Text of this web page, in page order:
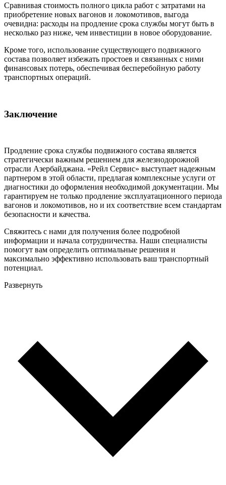
Сравнивая стоимость полного цикла работ с затратами на
приобретение новых вагонов и локомотивов, выгода
очевидна: расходы на продление срока службы могут быть в
несколько раз ниже, чем инвестиции в новое оборудование.
Кроме того, использование существующего подвижного
состава позволяет избежать простоев и связанных с ними
финансовых потерь, обеспечивая бесперебойную работу
транспортных операций.
Заключение
Продление срока службы подвижного состава является
стратегически важным решением для железнодорожной
отрасли Азербайджана. «Рейл Сервис» выступает надежным
партнером в этой области, предлагая комплексные услуги от
диагностики до оформления необходимой документации. Мы
гарантируем не только продление эксплуатационного периода
вагонов и локомотивов, но и их соответствие всем стандартам
безопасности и качества.
Свяжитесь с нами для получения более подробной
информации и начала сотрудничества. Наши специалисты
помогут вам определить оптимальные решения и
максимально эффективно использовать ваш транспортный
потенциал.
Развернуть